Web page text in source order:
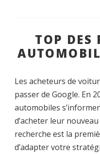
TOP DES
Les acheteurs de
passer de Google. En
automobiles
d’acheter leur
recherche est la
d’adapter votre